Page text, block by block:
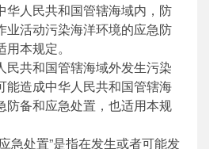
民共和国管辖海域内，防
业活动污染海洋环境的应急防
本规定。
共和国管辖海域外发生污染
能造成中华人民共和国管辖海
防备和应急处置，也适用本规
处置”是指在发生或者可能发